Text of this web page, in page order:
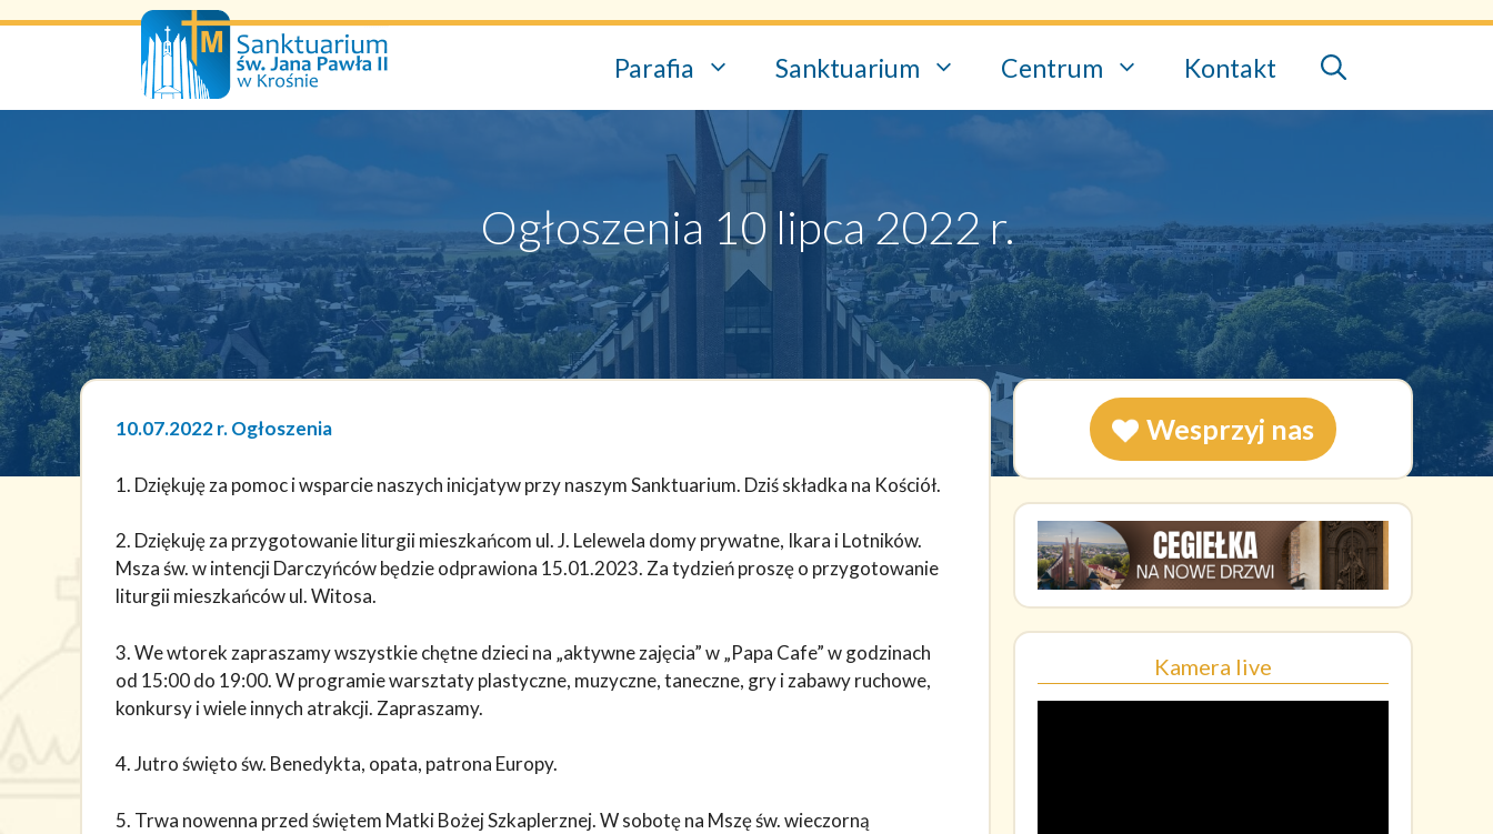
Przejdź
Parafia Sanktuarium Centrum Kontakt
Ogłoszenia 10 lipca 2022 r.
10.07.2022 r. Ogłoszenia
1. Dziękuję za pomoc i wsparcie naszych inicjatyw przy naszym Sanktuarium. Dziś składka na Kościół.
2. Dziękuję za przygotowanie liturgii mieszkańcom ul. J. Lelewela domy prywatne, Ikara i Lotników.
Msza św. w intencji Darczyńców będzie odprawiona 15.01.2023. Za tydzień proszę o przygotowanie
liturgii mieszkańców ul. Witosa.
3. We wtorek zapraszamy wszystkie chętne dzieci na „aktywne zajęcia” w „Papa Cafe” w godzinach
od 15:00 do 19:00. W programie warsztaty plastyczne, muzyczne, taneczne, gry i zabawy ruchowe,
konkursy i wiele innych atrakcji. Zapraszamy.
4. Jutro święto św. Benedykta, opata, patrona Europy.
5. Trwa nowenna przed świętem Matki Bożej Szkaplerznej. W sobotę na Mszę św. wieczorną
Wesprzyj nas
Kamera live